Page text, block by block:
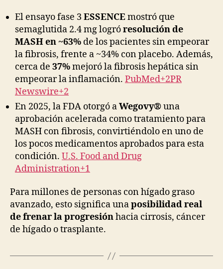
El ensayo fase 3 ESSENCEmostró que
semaglutida 2.4 mg logróresolución de
MASH en ~63% de los pacientes sin empeorar
la fibrosis, frente a ~34% con placebo. Además,
cerca de 37%mejoró la fibrosis hepática sin
empeorar la inflamación. PubMed+2PR
Newswire+2
En 2025, la FDA otorgó aWegovy®una
aprobación acelerada como tratamiento para
MASH con fibrosis, convirtiéndolo en uno de
los pocos medicamentos aprobados para esta
condición. U.S. Food and Drug
Administration+1
Para millones de personas con hígado graso
avanzado, esto significa unaposibilidad real
de frenar la progresiónhacia cirrosis, cáncer
de hígado o trasplante.